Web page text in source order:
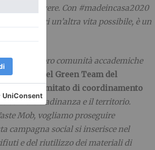
e coinvolgere. Con #madeincasa2020
vedendoci un’altra vita possibile, è un
delle loro comunità accademiche
Manager del Green Team del
del Comitato di coordinamento
con la cittadinanza e il territorio.
Mob, vogliamo proseguire
campagna social si inserisce nel
e del riutilizzo dei materiali di